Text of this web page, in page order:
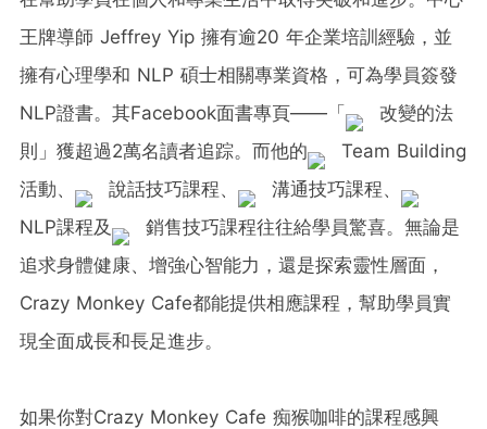
王牌導師 Jeffrey Yip 擁有逾20 年企業培訓經驗，並
擁有心理學和 NLP 碩士相關專業資格，可為學員簽發
NLP證書。其Facebook面書專頁——「
改變的法
則」獲超過2萬名讀者追踪。而他的
Team Building
活動、
說話技巧課程、
溝通技巧課程、
NLP課程及
銷售技巧課程往往給學員驚喜。無論是
追求身體健康、增強心智能力，還是探索靈性層面，
Crazy Monkey Cafe都能提供相應課程，幫助學員實
現全面成長和長足進步。
如果你對Crazy Monkey Cafe 痴猴咖啡的課程感興